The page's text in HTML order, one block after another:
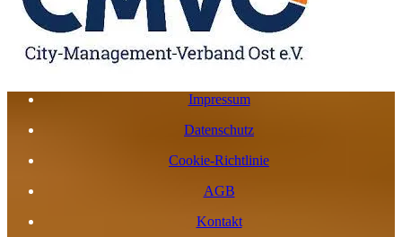
Impressum
Datenschutz
Cookie-Richtlinie
AGB
Kontakt